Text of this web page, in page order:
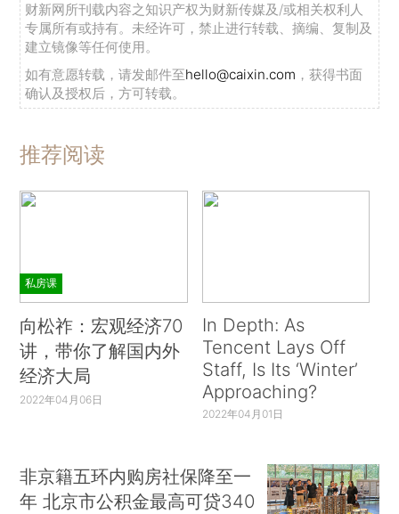
财新网所刊载内容之知识产权为财新传媒及/或相关权利人
专属所有或持有。未经许可，禁止进行转载、摘编、复制及
建立镜像等任何使用。
如有意愿转载，请发邮件至hello@caixin.com ，获得书面
确认及授权后，方可转载。
推荐阅读
私房课
向松祚：宏观经济70
讲，带你了解国内外
经济大局
2022年04月06日
In Depth: As
Tencent Lays Off
Staff, Is Its ‘Winter’
Approaching?
2022年04月01日
非京籍五环内购房社保降至一
年 北京市公积金最高可贷340